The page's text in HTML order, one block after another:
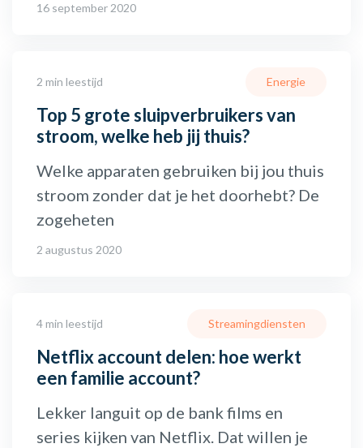
16 september 2020
2 min leestijd
Top 5 grote sluipverbruikers van
stroom, welke heb jij thuis?
Energie
Welke apparaten gebruiken bij jou thuis
stroom zonder dat je het doorhebt? De
zogeheten
2 augustus 2020
4 min leestijd
Netflix account delen: hoe werkt
een familie account?
Streamingdiensten
Lekker languit op de bank films en
series kijken van Netflix. Dat willen je